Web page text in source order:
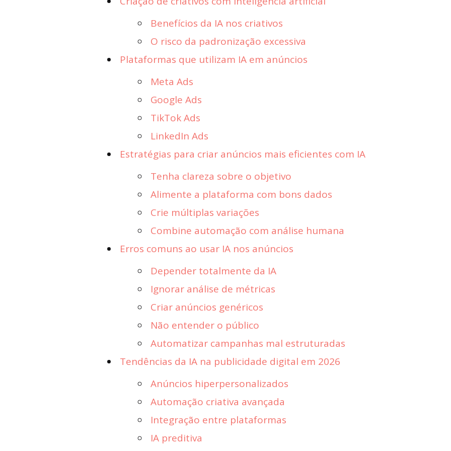
Benefícios da IA nos criativos
O risco da padronização excessiva
Plataformas que utilizam IA em anúncios
Meta Ads
Google Ads
TikTok Ads
LinkedIn Ads
Estratégias para criar anúncios mais eficientes com IA
Tenha clareza sobre o objetivo
Alimente a plataforma com bons dados
Crie múltiplas variações
Combine automação com análise humana
Erros comuns ao usar IA nos anúncios
Depender totalmente da IA
Ignorar análise de métricas
Criar anúncios genéricos
Não entender o público
Automatizar campanhas mal estruturadas
Tendências da IA na publicidade digital em 2026
Anúncios hiperpersonalizados
Automação criativa avançada
Integração entre plataformas
IA preditiva